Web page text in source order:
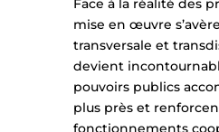
Face à la réalité des
mise en œuvre
transversale et
devient
pouvoirs publics
plus près et
fonctionnements